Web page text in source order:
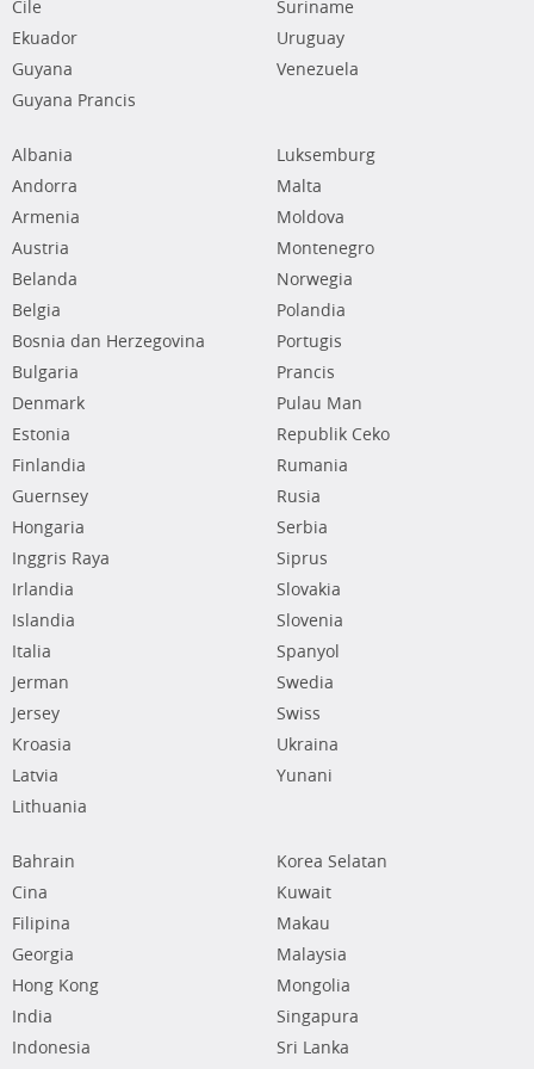
Cile
Ekuador
Guyana
Guyana Prancis
Suriname
Uruguay
Venezuela
Albania
Andorra
Armenia
Austria
Belanda
Belgia
Bosnia dan Herzegovina
Bulgaria
Denmark
Estonia
Finlandia
Guernsey
Hongaria
Inggris Raya
Irlandia
Islandia
Italia
Jerman
Jersey
Kroasia
Latvia
Lithuania
Luksemburg
Malta
Moldova
Montenegro
Norwegia
Polandia
Portugis
Prancis
Pulau Man
Republik Ceko
Rumania
Rusia
Serbia
Siprus
Slovakia
Slovenia
Spanyol
Swedia
Swiss
Ukraina
Yunani
Bahrain
Cina
Filipina
Georgia
Hong Kong
India
Indonesia
Korea Selatan
Kuwait
Makau
Malaysia
Mongolia
Singapura
Sri Lanka